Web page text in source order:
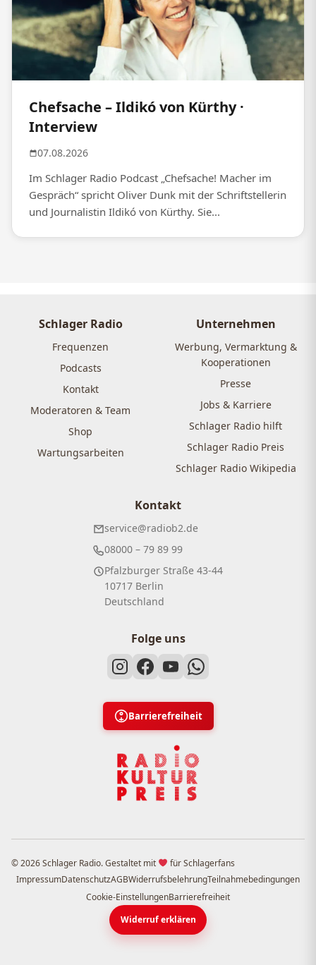
Chefsache – Ildikó von Kürthy ·
Interview
07.08.2026
Im Schlager Radio Podcast „Chefsache! Macher im
Gespräch“ spricht Oliver Dunk mit der Schriftstellerin
und Journalistin Ildikó von Kürthy. Sie...
Schlager Radio
Frequenzen
Podcasts
Kontakt
Moderatoren & Team
Shop
Wartungsarbeiten
Unternehmen
Werbung, Vermarktung &
Kooperationen
Presse
Jobs & Karriere
Schlager Radio hilft
Schlager Radio Preis
Schlager Radio Wikipedia
Kontakt
service@radiob2.de
08000 – 79 89 99
Pfalzburger Straße 43-44
10717 Berlin
Deutschland
Folge uns
Barrierefreiheit
© 2026 Schlager Radio. Gestaltet mit
für Schlagerfans
ImpressumDatenschutzAGBWiderrufsbelehrungTeilnahmebedingungen
Cookie-EinstellungenBarrierefreiheit
Widerruf erklären